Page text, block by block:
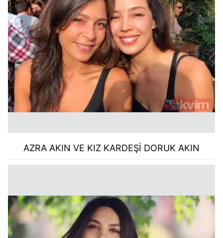
AZRA AKIN VE KIZ KARDEŞİ DORUK AKIN